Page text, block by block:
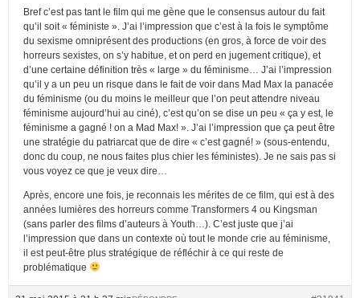
Bref c’est pas tant le film qui me gène que le consensus autour du fait
qu’il soit « féministe ». J’ai l’impression que c’est à la fois le symptôme
du sexisme omniprésent des productions (en gros, à force de voir des
horreurs sexistes, on s’y habitue, et on perd en jugement critique), et
d’une certaine définition très « large » du féminisme… J’ai l’impression
qu’il y a un peu un risque dans le fait de voir dans Mad Max la panacée
du féminisme (ou du moins le meilleur que l’on peut attendre niveau
féminisme aujourd’hui au ciné), c’est qu’on se dise un peu « ça y est, le
féminisme a gagné ! on a Mad Max! ». J’ai l’impression que ça peut être
une stratégie du patriarcat que de dire « c’est gagné! » (sous-entendu,
donc du coup, ne nous faites plus chier les féministes). Je ne sais pas si
vous voyez ce que je veux dire…
Après, encore une fois, je reconnais les mérites de ce film, qui est à des
années lumières des horreurs comme Transformers 4 ou Kingsman
(sans parler des films d’auteurs à Youth…). C’est juste que j’ai
l’impression que dans un contexte où tout le monde crie au féminisme,
il est peut-être plus stratégique de réfléchir à ce qui reste de
problématique